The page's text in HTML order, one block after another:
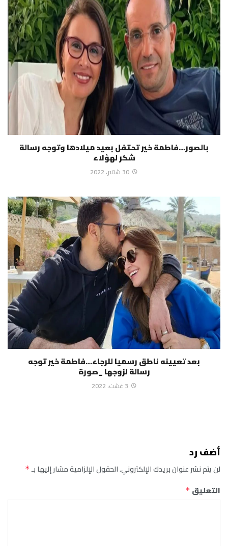
بالصور…فاطمة خير تحتفل بعيد ميلادها وتوجه رسالة
شكر لهؤلاء
30 شتنبر، 2022
بعد تعيينه ناطق رسميا للرجاء…فاطمة خير توجه
رسالة لزوجها _صورة
3 غشت، 2022
أضف رد
لن يتم نشر عنوان بريدك الإلكتروني.الحقول الإلزامية مشار إليها بـ*
التعليق *